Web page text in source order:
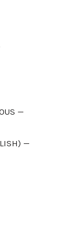
—
—